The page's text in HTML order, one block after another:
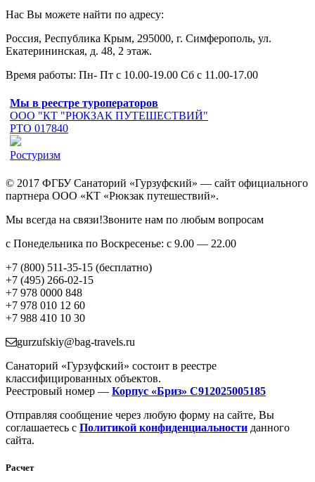
Нас Вы можете найти по адресу:
Россия, Республика Крым, 295000, г. Симферополь, ул.
Екатерининская, д. 48, 2 этаж.
Время работы: Пн- Пт с 10.00-19.00 Сб с 11.00-17.00
Мы в реестре туроператоров
ООО "КТ "РЮКЗАК ПУТЕШЕСТВИЙ"
РТО 017840
Ростуризм
© 2017 ФГБУ Санаторий «Гурзуфский» — сайт официального
партнера ООО «КТ «Рюкзак путешествий».
Мы всегда на связи!Звоните нам по любым вопросам
с Понедельника по Воскресенье: с 9.00 — 22.00
+7 (800) 511-35-15 (бесплатно)
+7 (495) 266-02-15
+7 978 0000 848
+7 978 010 12 60
+7 988 410 10 30
gurzufskiy@bag-travels.ru
Санаторий «Гурзуфский» состоит в реестре
классифицированных объектов.
Реестровый номер — Корпус «Бриз» С912025005185
Отправляя сообщение через любую форму на сайте, Вы
соглашаетесь с Политикой конфиденциальности данного
сайта.
Расчет